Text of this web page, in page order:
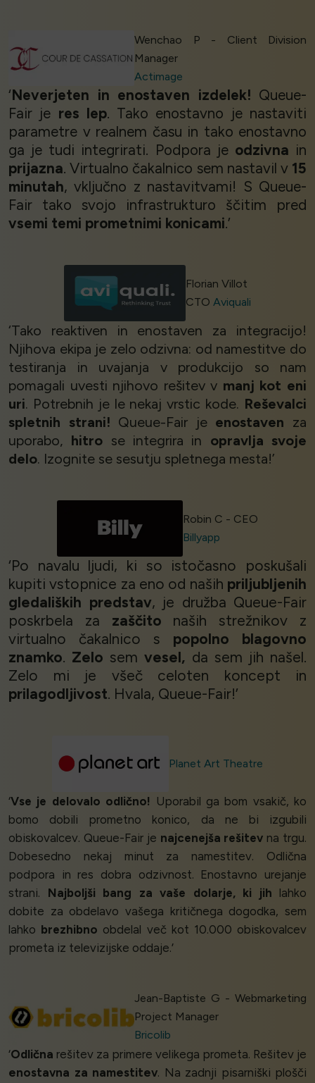
Wenchao P - Client Division
Manager
Actimage
‘Neverjeten in enostaven izdelek! Queue-
Fair je res lep. Tako enostavno je nastaviti
parametre v realnem času in tako enostavno
ga je tudi integrirati. Podpora je odzivna in
prijazna. Virtualno čakalnico sem nastavil v 15
minutah, vključno z nastavitvami! S Queue-
Fair tako svojo infrastrukturo ščitim pred
vsemi temi prometnimi konicami.’
Florian Villot
CTOAviquali
‘Tako reaktiven in enostaven za integracijo!
Njihova ekipa je zelo odzivna: od namestitve do
testiranja in uvajanja v produkcijo so nam
pomagali uvesti njihovo rešitev v manj kot eni
uri. Potrebnih je le nekaj vrstic kode. Reševalci
spletnih strani! Queue-Fair je enostaven za
uporabo, hitro se integrira in opravlja svoje
delo. Izognite se sesutju spletnega mesta!’
Robin C - CEO
Billyapp
‘Po navalu ljudi, ki so istočasno poskušali
kupiti vstopnice za eno od naših priljubljenih
gledaliških predstav, je družba Queue-Fair
poskrbela za zaščito naših strežnikov z
virtualno čakalnico s popolno blagovno
znamko. Zelo semvesel, da sem jih našel.
Zelo mi je všeč celoten koncept in
prilagodljivost. Hvala, Queue-Fair!’
Planet Art Theatre
‘Vse je delovalo odlično! Uporabil ga bom vsakič, ko
bomo dobili prometno konico, da ne bi izgubili
obiskovalcev. Queue-Fair je najcenejša rešitev na trgu.
Dobesedno nekaj minut za namestitev. Odlična
podpora in res dobra odzivnost. Enostavno urejanje
strani. Najboljši bang za vaše dolarje, ki jih lahko
dobite za obdelavo vašega kritičnega dogodka, sem
lahko brezhibno obdelal več kot 10.000 obiskovalcev
prometa iz televizijske oddaje.’
Jean-Baptiste G - Webmarketing
Project Manager
Bricolib
‘Odlična rešitev za primere velikega prometa. Rešitev je
enostavna za namestitev. Na zadnji pisarniški plošči